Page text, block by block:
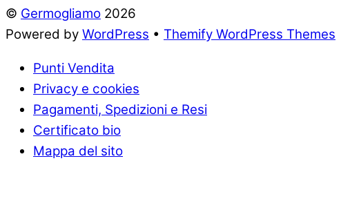
© Germogliamo 2026
Powered by WordPress • Themify WordPress Themes
Punti Vendita
Privacy e cookies
Pagamenti, Spedizioni e Resi
Certificato bio
Mappa del sito